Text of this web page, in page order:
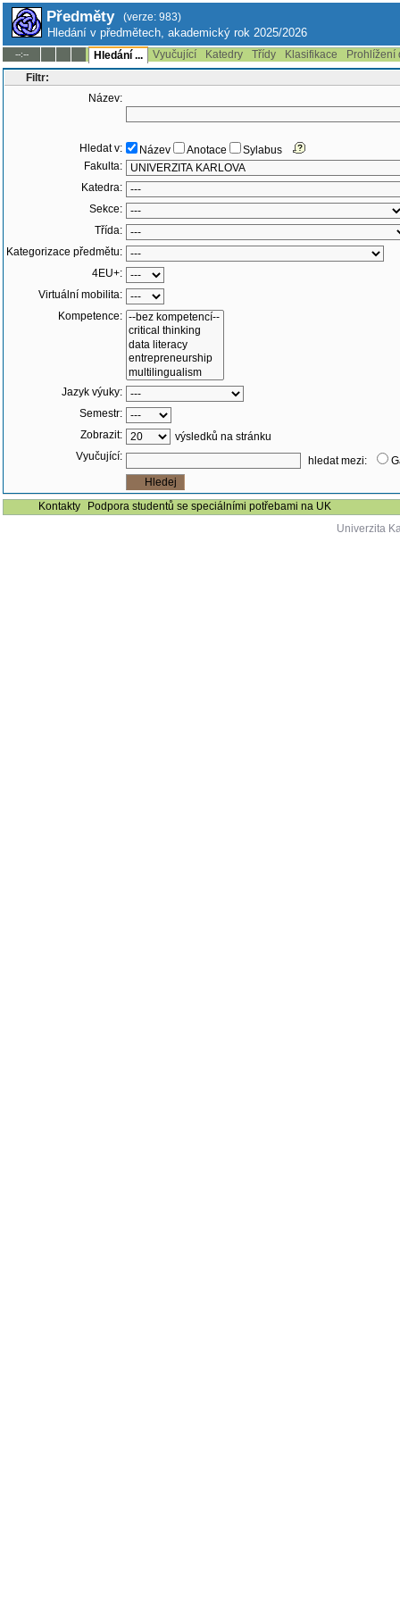
Předměty (verze: 983)
Hledání v předmětech, akademický rok 2025/2026
--:-- Hledání ... Vyučující Katedry Třídy Klasifikace
Prohlížení
Filtr:
Název:
Hledat v: Název Anotace
Sylabus
Fakulta:
Katedra:
Sekce:
Třída:
Kategorizace předmětu:
4EU+:
Virtuální mobilita:
Kompetence:
Jazyk výuky:
Semestr:
Zobrazit:
výsledků na stránku
Vyučující:
hledat mezi:
Kontakty
Podpora studentů se speciálními potřebami na UK
Univerzita